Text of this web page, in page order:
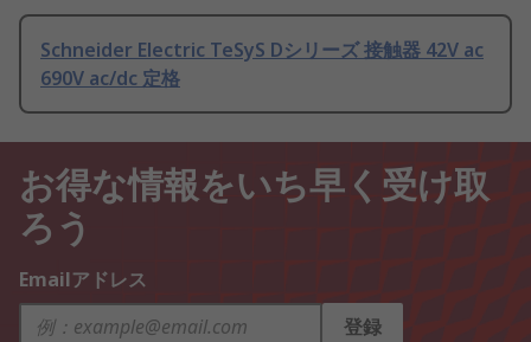
Schneider Electric TeSyS Dシリーズ 接触器 42V ac
690V ac/dc 定格
お得な情報をいち早く受け取
ろう
Emailアドレス
登録